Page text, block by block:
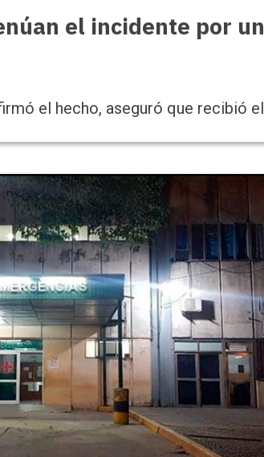
el incidente por un
el hecho, aseguró que recibió el